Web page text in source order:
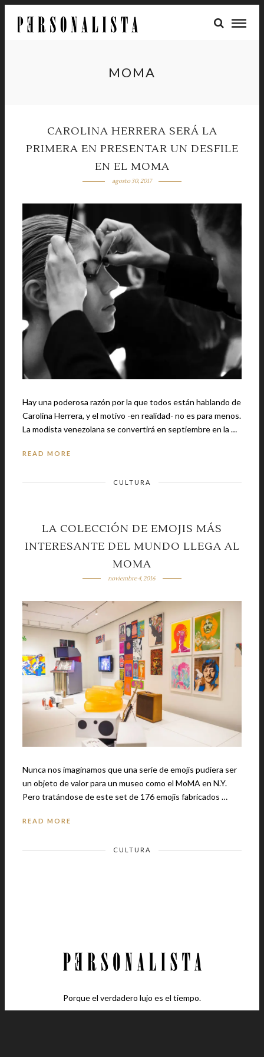
MOMA
CAROLINA HERRERA SERÁ LA
PRIMERA EN PRESENTAR UN DESFILE
EN EL MOMA
agosto 30, 2017
Hay una poderosa razón por la que todos están hablando de
Carolina Herrera, y el motivo -en realidad- no es para menos.
La modista venezolana se convertirá en septiembre en la …
READ MORE
CULTURA
LA COLECCIÓN DE EMOJIS MÁS
INTERESANTE DEL MUNDO LLEGA AL
MOMA
noviembre 4, 2016
Nunca nos imaginamos que una serie de emojis pudiera ser
un objeto de valor para un museo como el MoMA en N.Y.
Pero tratándose de este set de 176 emojis fabricados …
READ MORE
CULTURA
Porque el verdadero lujo es el tiempo.